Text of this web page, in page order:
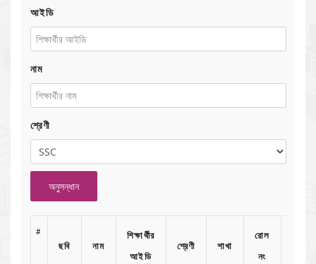
আইডি
নাম
শ্রেণী
অনুসন্ধান
#
ছবি নাম
শিক্ষার্থীর
আইডি
শ্রেণী শাখা
রোল
নং